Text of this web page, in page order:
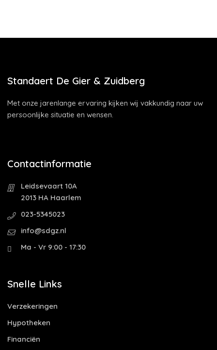
Standaert De Gier & Zuidberg
Met onze jarenlange ervaring kijken wij vakkundig naar uw
persoonlijke situatie en wensen.
Contactinformatie
Leidsevaart 10A
2013 HA Haarlem
023-5345023
info@sdgz.nl
Ma - Vr 9:00 - 17:30
Snelle Links
Verzekeringen
Hypotheken
Financiën